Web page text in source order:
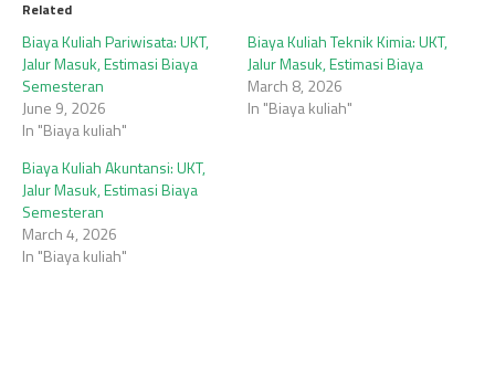
Related
Biaya Kuliah Pariwisata: UKT,
Jalur Masuk, Estimasi Biaya
Semesteran
June 9, 2026
In "Biaya kuliah"
Biaya Kuliah Teknik Kimia: UKT,
Jalur Masuk, Estimasi Biaya
March 8, 2026
In "Biaya kuliah"
Biaya Kuliah Akuntansi: UKT,
Jalur Masuk, Estimasi Biaya
Semesteran
March 4, 2026
In "Biaya kuliah"